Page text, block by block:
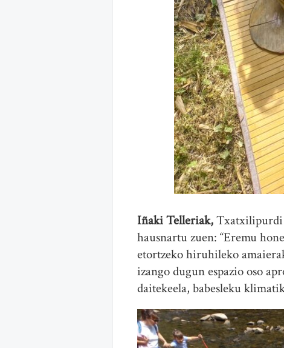
Iñaki Telleriak,Txatxilipurdi
hausnartu zuen: “Eremu
etortzeko hiruhileko
izango dugun espazio oso
daitekeela, babesleku